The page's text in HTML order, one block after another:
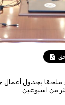
من اسبوعين.